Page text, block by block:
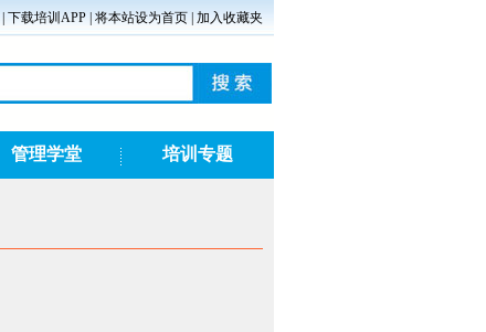
下载培训APP 将本站设为首页 加入收藏夹
管理学堂 培训专题